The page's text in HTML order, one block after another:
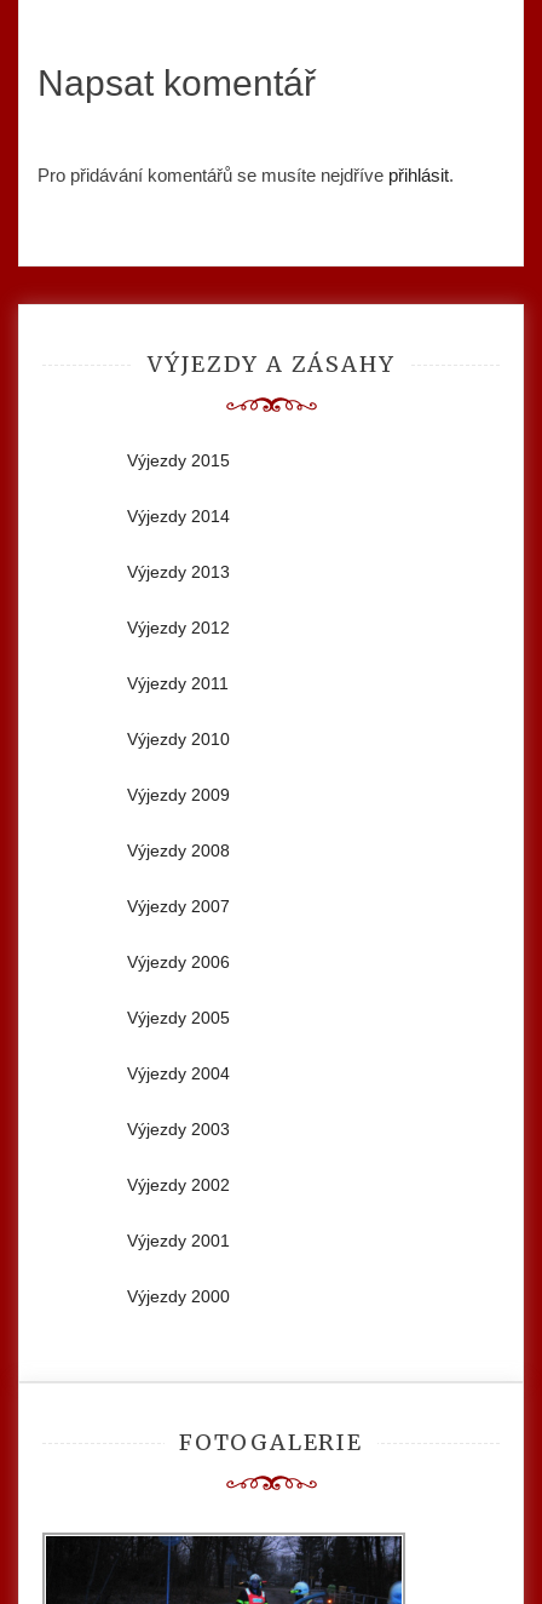
Napsat komentář
Pro přidávání komentářů se musíte nejdříve přihlásit.
VÝJEZDY A ZÁSAHY
Výjezdy 2015
Výjezdy 2014
Výjezdy 2013
Výjezdy 2012
Výjezdy 2011
Výjezdy 2010
Výjezdy 2009
Výjezdy 2008
Výjezdy 2007
Výjezdy 2006
Výjezdy 2005
Výjezdy 2004
Výjezdy 2003
Výjezdy 2002
Výjezdy 2001
Výjezdy 2000
FOTOGALERIE